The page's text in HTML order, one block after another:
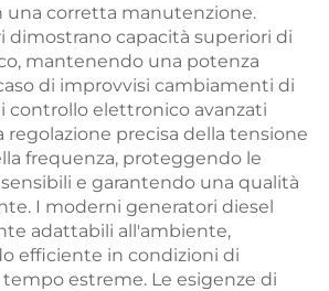
una corretta manutenzione.
dimostrano capacità superiori di
mantenendo una potenza
di improvvisi cambiamenti di
controllo elettronico avanzati
regolazione precisa della tensione
frequenza, proteggendo le
e garantendo una qualità
I moderni generatori diesel
adattabili all'ambiente,
efficiente in condizioni di
estreme. Le esigenze di